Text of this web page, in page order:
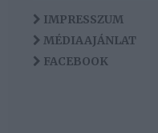
IMPRESSZUM
MÉDIAAJÁNLAT
FACEBOOK